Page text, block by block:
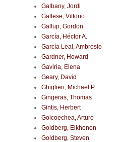
Galbany, Jordi
Gallese, Vittorio
Gallup, Gordon
García, Héctor A.
García Leal, Ambrosio
Gardner, Howard
Gaviria, Elena
Geary, David
Ghiglieri, Michael P.
Gingeras, Thomas
Gintis, Herbert
Goicoechea, Arturo
Goldberg, Elkhonon
Goldberg, Steven